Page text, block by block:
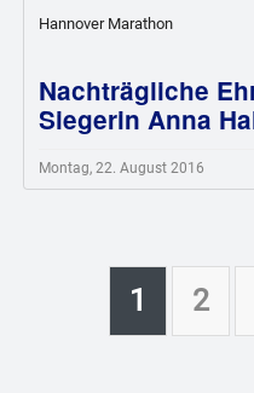
Hannover Marathon
Nachträgliche
Siegerin Anna
Montag, 22. August 2016
1 2